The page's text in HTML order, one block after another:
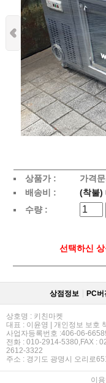
상품가 :
가격문
배송비 :
(착불)
수량 :
선택하신
상점정보 PC버
상호명 : 키친마켓
대표 : 이윤영 | 개인정보 보호
사업자등록번호 :406-06-
전화 : 010-2914-5380,FAX :
2612-3322
주소 : 경기도 광명시 오리로
이